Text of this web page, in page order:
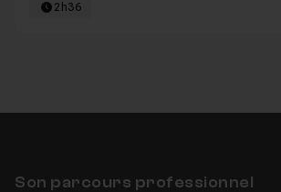
2h36
Son parcours professionnel